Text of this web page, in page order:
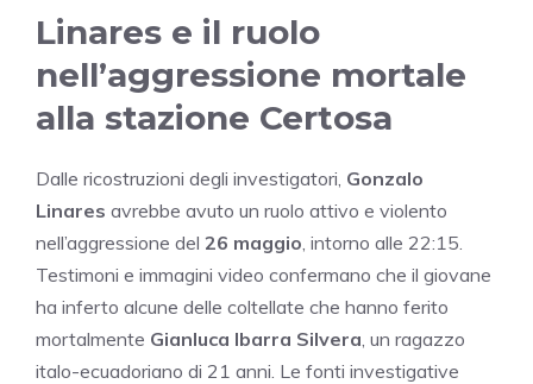
Linares e il ruolo
nell’aggressione mortale
alla stazione Certosa
Dalle ricostruzioni degli investigatori, Gonzalo
Linares avrebbe avuto un ruolo attivo e violento
nell’aggressione del 26 maggio , intorno alle 22:15.
Testimoni e immagini video confermano che il giovane
ha inferto alcune delle coltellate che hanno ferito
mortalmente Gianluca Ibarra Silvera , un ragazzo
italo-ecuadoriano di 21 anni. Le fonti investigative